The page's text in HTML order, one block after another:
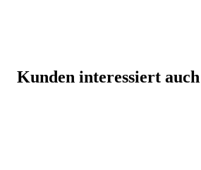
Kunden interessiert auch